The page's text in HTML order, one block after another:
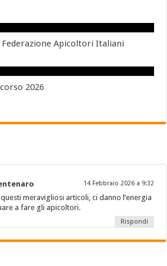
Apicoltori Italiani
2026
14 Febbraio 2026 a 9:32
meravigliosi articoli, ci danno l’energia
a fare gli apicoltori.
Rispondi